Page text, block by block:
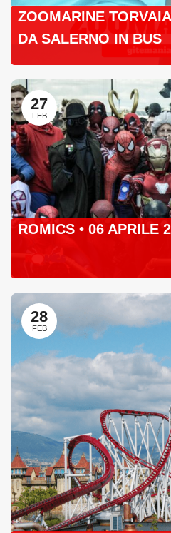
ZOOMARINE
DA SALERNO IN BUS
27
FEB
ROMICS • 06 APRILE
28
FEB